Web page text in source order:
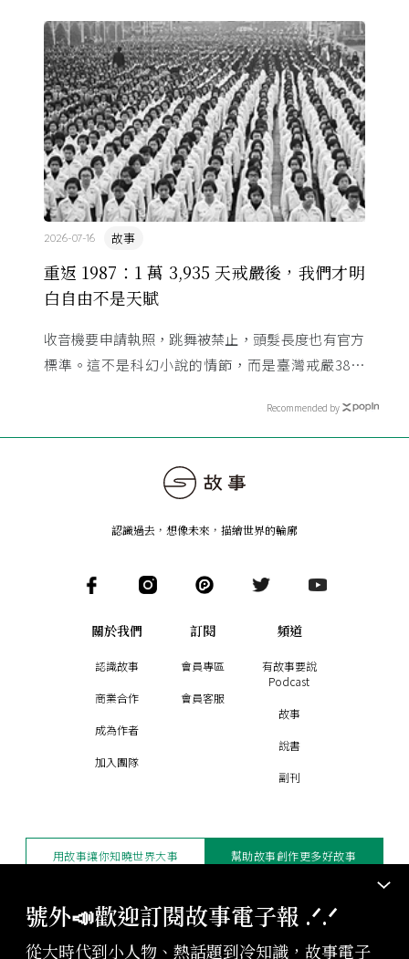
重返 1987：1 萬 3,935 天戒嚴後，我們才明
白自由不是天賦
故事
2026-07-16
收音機要申請執照，跳舞被禁止，頭髮長度也有官方
標準。這不是科幻小說的情節，而是臺灣戒嚴38年
Recommended by
號外📣歡迎訂閱故事電子報 .ᐟ‪‪.ᐟ
從大時代到小人物、熱話題到冷知識，故事電子
認識過去，想像未來 ， 描繪世界的輪廓
關於我們
認識故事
商業合作
成為作者
加入團隊
訂閱
會員專區
會員客服
頻道
有故事要說
Podcast
故事
說書
副刊
用故事讓你知曉世界大事 幫助故事創作更多好故事